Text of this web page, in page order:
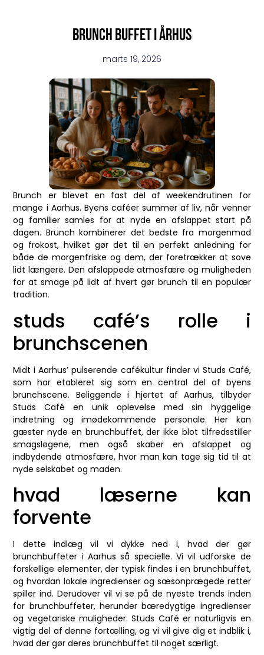
Brunch buffet i århus
marts 19, 2026
Brunch er blevet en fast del af weekendrutinen for
mange i Aarhus. Byens caféer summer af liv, når venner
og familier samles for at nyde en afslappet start på
dagen. Brunch kombinerer det bedste fra morgenmad
og frokost, hvilket gør det til en perfekt anledning for
både de morgenfriske og dem, der foretrækker at sove
lidt længere. Den afslappede atmosfære og muligheden
for at smage på lidt af hvert gør brunch til en populær
tradition.
studs café’s rolle i
brunchscenen
Midt i Aarhus’ pulserende cafékultur finder vi Studs Café,
som har etableret sig som en central del af byens
brunchscene. Beliggende i hjertet af Aarhus, tilbyder
Studs Café en unik oplevelse med sin hyggelige
indretning og imødekommende personale. Her kan
gæster nyde en brunchbuffet, der ikke blot tilfredsstiller
smagsløgene, men også skaber en afslappet og
indbydende atmosfære, hvor man kan tage sig tid til at
nyde selskabet og maden.
hvad læserne kan
forvente
I dette indlæg vil vi dykke ned i, hvad der gør
brunchbuffeter i Aarhus så specielle. Vi vil udforske de
forskellige elementer, der typisk findes i en brunchbuffet,
og hvordan lokale ingredienser og sæsonprægede retter
spiller ind. Derudover vil vi se på de nyeste trends inden
for brunchbuffeter, herunder bæredygtige ingredienser
og vegetariske muligheder. Studs Café er naturligvis en
vigtig del af denne fortælling, og vi vil give dig et indblik i,
hvad der gør deres brunchbuffet til noget særligt.